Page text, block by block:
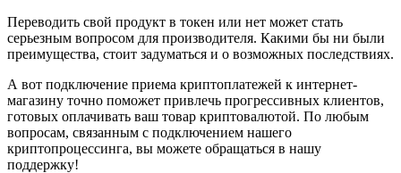
Переводить свой продукт в токен или нет может стать
серьезным вопросом для производителя. Какими бы ни были
преимущества, стоит задуматься и о возможных последствиях.
А вот подключение приема криптоплатежей к интернет-
магазину точно поможет привлечь прогрессивных клиентов,
готовых оплачивать ваш товар криптовалютой. По любым
вопросам, связанным с подключением нашего
криптопроцессинга, вы можете обращаться в нашу
поддержку!